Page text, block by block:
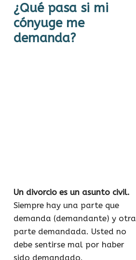
¿Qué pasa si mi
cónyuge me
demanda?
Un divorcio es un asunto civil.
Siempre hay una parte que
demanda (demandante) y otra
parte demandada. Usted no
debe sentirse mal por haber
sido demandado.